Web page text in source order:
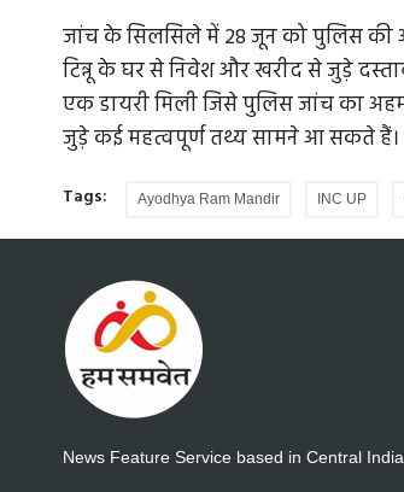
जांच के सिलसिले में 28 जून को पुलिस की
टिन्नू के घर से निवेश और खरीद से जुड़े
एक डायरी मिली जिसे पुलिस जांच का
जुड़े कई महत्वपूर्ण तथ्य सामने आ सकते हैं।
Tags: Ayodhya Ram Mandir INC UP
News Feature Service based in Central India